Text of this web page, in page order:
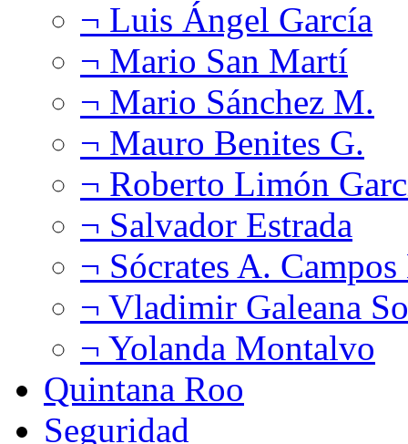
¬ Luis Ángel García
¬ Mario San Martí
¬ Mario Sánchez M.
¬ Mauro Benites G.
¬ Roberto Limón
¬ Salvador Estrada
¬ Sócrates A.
¬ Vladimir Galeana
¬ Yolanda Montalvo
Quintana Roo
Seguridad